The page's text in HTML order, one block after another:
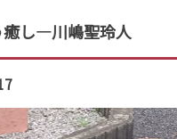
癒し—川嶋聖玲人